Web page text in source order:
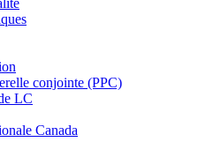
conjointe (PPC)
LC
Canada